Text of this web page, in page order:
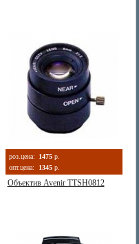
роз.цена: 1475 р.
опт.цена:
1345 р.
Объектив Avenir TTSH0812